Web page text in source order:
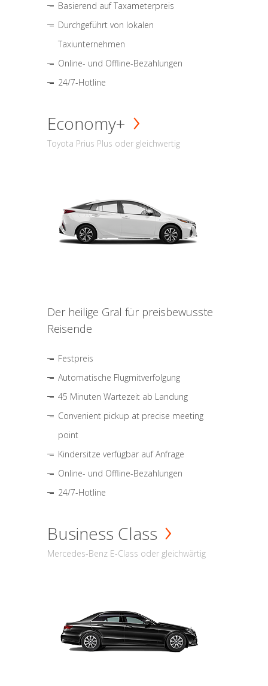
Basierend auf Taxameterpreis
Durchgeführt von lokalen
Taxiunternehmen
Online- und Offline-Bezahlungen
24/7-Hotline
Economy+
Toyota Prius Plus oder gleichwertig
Der heilige Gral für preisbewusste
Reisende
Festpreis
Automatische Flugmitverfolgung
45 Minuten Wartezeit ab Landung
Convenient pickup at precise meeting
point
Kindersitze verfügbar auf Anfrage
Online- und Offline-Bezahlungen
24/7-Hotline
Business Class
Mercedes-Benz E-Class oder gleichwärtig